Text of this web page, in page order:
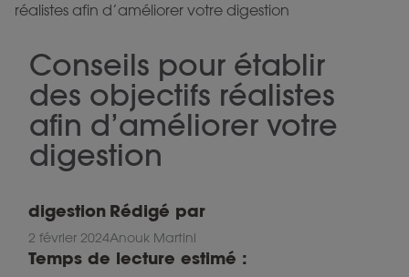
réalistes afin d’améliorer votre digestion
Conseils pour établir
des objectifs réalistes
afin d’améliorer votre
digestion
digestion
2 février 2024
Rédigé par
Anouk Martini
Temps de lecture estimé :